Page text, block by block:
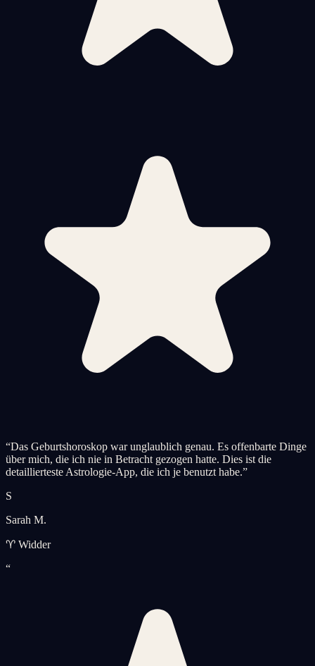
“Das Geburtshoroskop war unglaublich genau. Es offenbarte Dinge
über mich, die ich nie in Betracht gezogen hatte. Dies ist die
detaillierteste Astrologie-App, die ich je benutzt habe.”
S
Sarah M.
♈ Widder
“